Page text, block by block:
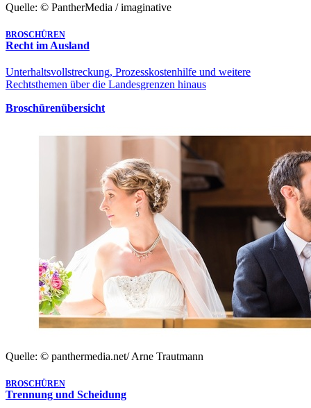
Quelle: © PantherMedia / imaginative
BROSCHÜREN
Recht im Ausland
Unterhaltsvollstreckung, Prozesskostenhilfe und weitere
Rechtsthemen über die Landesgrenzen hinaus
Broschürenübersicht
Quelle: © panthermedia.net/ Arne Trautmann
BROSCHÜREN
Trennung und Scheidung